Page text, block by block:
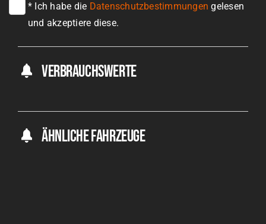
* Ich habe die Datenschutzbestimmungen gelesen
und akzeptiere diese.
Verbrauchswerte
Ähnliche Fahrzeuge